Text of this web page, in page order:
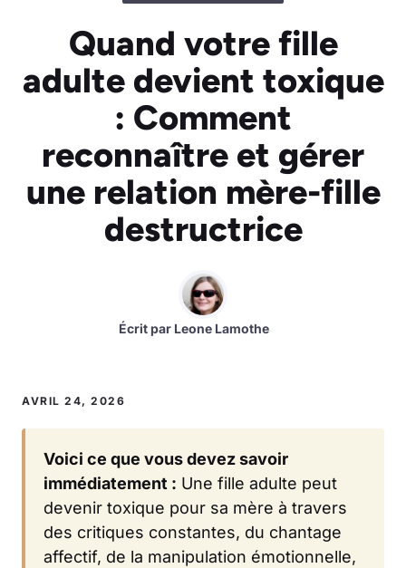
Quand votre fille
adulte devient toxique
: Comment
reconnaître et gérer
une relation mère-fille
destructrice
Écrit par Leone Lamothe
AVRIL 24, 2026
Voici ce que vous devez savoir
immédiatement : Une fille adulte peut
devenir toxique pour sa mère à travers
des critiques constantes, du chantage
affectif, de la manipulation émotionnelle,